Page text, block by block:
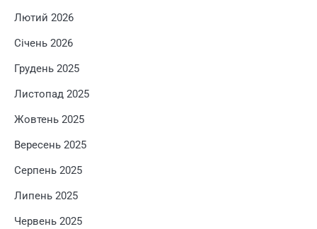
Лютий 2026
Січень 2026
Грудень 2025
Листопад 2025
Жовтень 2025
Вересень 2025
Серпень 2025
Липень 2025
Червень 2025